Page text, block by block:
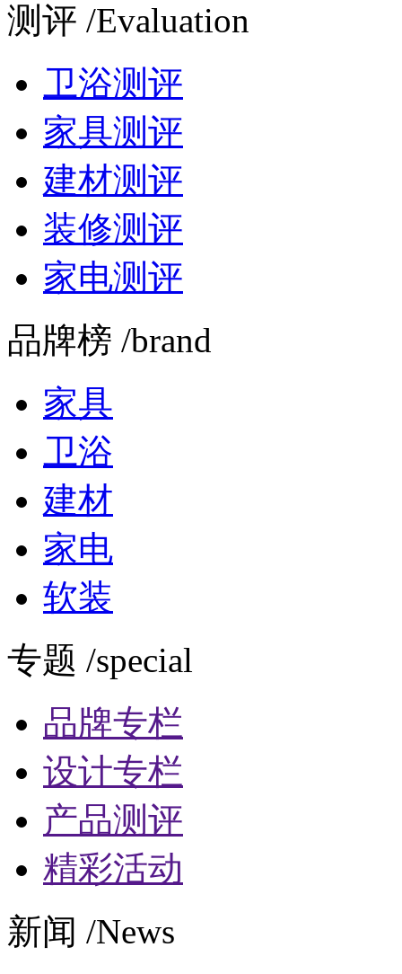
测评 /Evaluation
卫浴测评
家具测评
建材测评
装修测评
家电测评
品牌榜 /brand
家具
卫浴
建材
家电
软装
专题 /special
品牌专栏
设计专栏
产品测评
精彩活动
新闻 /News